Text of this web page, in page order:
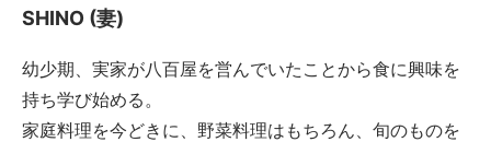
SHINO (妻)
幼少期、実家が八百屋を営んでいたことから食に興味を
持ち学び始める。
家庭料理を今どきに、野菜料理はもちろん、旬のものを